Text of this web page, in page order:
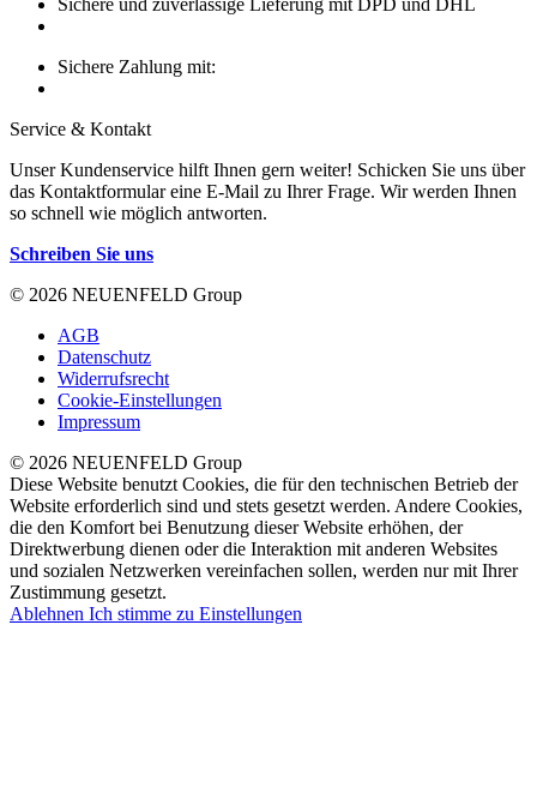
Sichere Zahlung mit:
Service & Kontakt
Unser Kundenservice hilft Ihnen gern weiter! Schicken Sie uns über
das Kontaktformular eine E-Mail zu Ihrer Frage. Wir werden Ihnen
so schnell wie möglich antworten.
Schreiben Sie uns
© 2026 NEUENFELD Group
AGB
Datenschutz
Widerrufsrecht
Cookie-Einstellungen
Impressum
© 2026 NEUENFELD Group
Diese Website benutzt Cookies, die für den technischen Betrieb der
Website erforderlich sind und stets gesetzt werden. Andere Cookies,
die den Komfort bei Benutzung dieser Website erhöhen, der
Direktwerbung dienen oder die Interaktion mit anderen Websites
und sozialen Netzwerken vereinfachen sollen, werden nur mit Ihrer
Zustimmung gesetzt.
Ablehnen Ich stimme zu Einstellungen